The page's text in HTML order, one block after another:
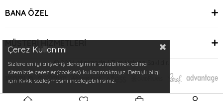
BANA ÖZEL
MÜŞTERİ HİZMETLERİ
© 2024 Minimoda | Tüm Hakları Saklıdır.
Çerez Kullanımı
Sizlere en iyi alışveriş deneyimini sunabilmek adına
sitemizde çerezler(cookies) kullanmaktayız. Detaylı bilgi
için Kvkk sözleşmesini inceleyebilirsiniz.